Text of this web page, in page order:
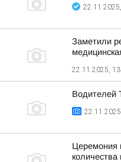
Заметили
22.11.2025,
Водителей
Церемония